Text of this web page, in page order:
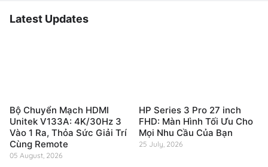
Latest Updates
Bộ Chuyển Mạch HDMI
Unitek V133A: 4K/30Hz 3
Vào 1 Ra, Thỏa Sức Giải Trí
Cùng Remote
05 August, 2026
HP Series 3 Pro 27 inch
FHD: Màn Hình Tối Ưu Cho
Mọi Nhu Cầu Của Bạn
25 July, 2026